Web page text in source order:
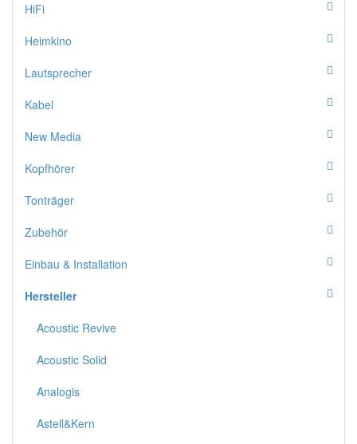
HiFi
Heimkino
Lautsprecher
Kabel
New Media
Kopfhörer
Tonträger
Zubehör
Einbau & Installation
Hersteller
Acoustic Revive
Acoustic Solid
Analogis
Astell&Kern